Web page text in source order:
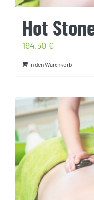
Hot
194,50 €
In den Warenkorb